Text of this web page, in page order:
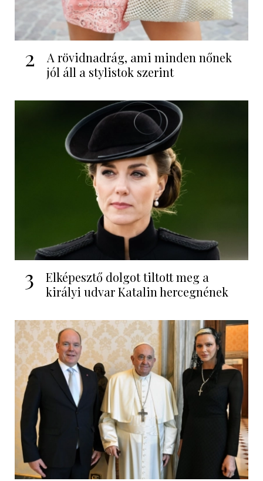
2
A rövidnadrág, ami minden nőnek
jól áll a stylistok szerint
3
Elképesztő dolgot tiltott meg a
királyi udvar Katalin hercegnének